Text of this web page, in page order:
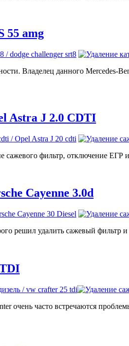
55 amg
Владелец данного Mercedes-
Astra J 2.0 CDTI
фильтр, отключение ЕГР
Cayenne 3.0d
решил удалить сажевый фильтр
очень часто встречаются